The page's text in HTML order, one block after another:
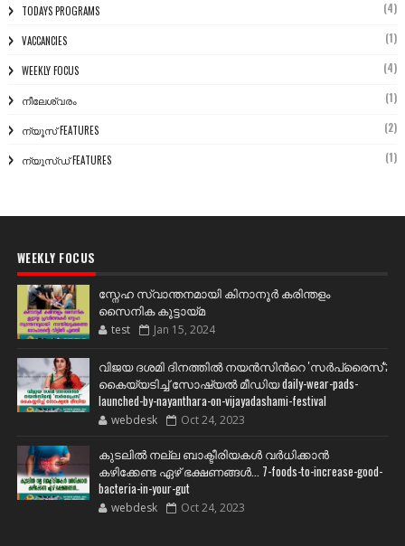
TODAYS PROGRAMS (4)
VACCANCIES (1)
WEEKLY FOCUS (4)
നീലേശ്വരം (1)
ന്യൂസ് FEATURES (2)
ന്യൂസ്ഡ് FEATURES (1)
WEEKLY FOCUS
സ്നേഹ സ്വാന്തനമായി കിനാനൂർ കരിന്തളം
സൈനിക കൂട്ടായ്മ
test Jan 15, 2024
വിജയ ദശമി ദിനത്തില്‍ നയന്‍സിന്‍റെ 'സര്‍പ്രൈസ്';
കൈയ്യടിച്ച് സോഷ്യല്‍ മീഡിയ daily-wear-pads-
launched-by-nayanthara-on-vijayadashami-festival
webdesk Oct 24, 2023
കുടലിൽ നല്ല ബാക്ടീരിയകൾ വര്‍ധിക്കാന്‍
കഴിക്കേണ്ട ഏഴ് ഭക്ഷണങ്ങള്‍... 7-foods-to-increase-good-
bacteria-in-your-gut
webdesk Oct 24, 2023